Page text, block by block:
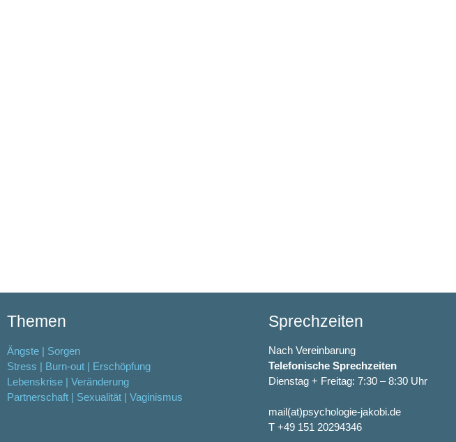
Themen
Ängste | Sorgen
Stress | Burn-out | Erschöpfung
Lebenskrise | Veränderung
Partnerschaft | Sexualität | Vaginismus
Sprechzeiten
Nach Vereinbarung
Telefonische Sprechzeiten
Dienstag + Freitag: 7:30 – 8:30 Uhr
mail(at)psychologie-jakobi.de
T +49 151 20294346